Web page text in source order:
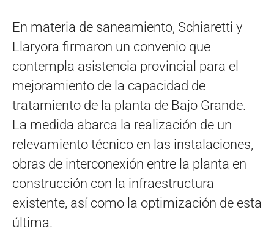
En materia de saneamiento, Schiaretti y
Llaryora firmaron un convenio que
contempla asistencia provincial para el
mejoramiento de la capacidad de
tratamiento de la planta de Bajo Grande.
La medida abarca la realización de un
relevamiento técnico en las instalaciones,
obras de interconexión entre la planta en
construcción con la infraestructura
existente, así como la optimización de esta
última.